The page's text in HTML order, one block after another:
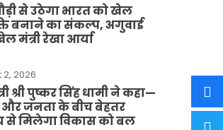
से उठेगा भारत को खेल
बनाने का संकल्प, अगुवाई
मंत्री रेखा आर्या
2026
श्री पुष्कर सिंह धामी ने कहा—
जनता के बीच बेहतर
से मिलेगा विकास को बल